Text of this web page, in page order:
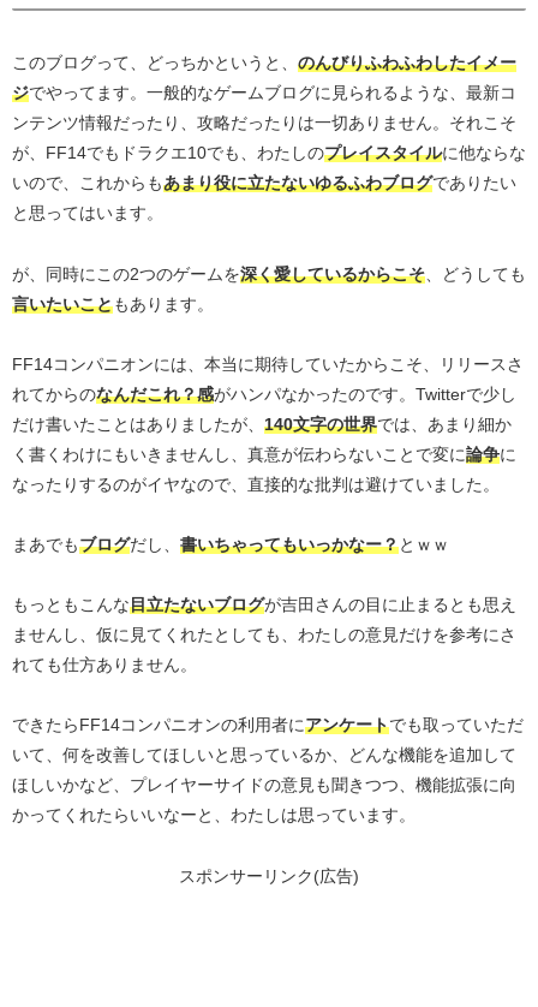
このブログって、どっちかというと、 のんびりふわふわしたイメー
ジでやってます。一般的なゲームブログに見られるような、最新コ
ンテンツ情報だったり、攻略だったりは一切ありません。それこそ
が、FF14でもドラクエ10でも、わたしのプレイスタイルに他ならな
いので、これからもあまり役に立たないゆるふわブログでありたい
と思ってはいます。
が、同時にこの2つのゲームを深く愛しているからこそ 、どうしても
言いたいこともあります。
FF14コンパニオンには、本当に期待していたからこそ、リリースさ
れてからのなんだこれ？感がハンパなかったのです。Twitterで少し
だけ書いたことはありましたが、 140文字の世界では、あまり細か
く書くわけにもいきませんし、真意が伝わらないことで変に論争に
なったりするのがイヤなので、直接的な批判は避けていました。
まあでもブログだし、 書いちゃってもいっかなー？とｗｗ
もっともこんな目立たないブログが吉田さんの目に止まるとも思え
ませんし、仮に見てくれたとしても、わたしの意見だけを参考にさ
れても仕方ありません。
できたらFF14コンパニオンの利用者にアンケートでも取っていただ
いて、何を改善してほしいと思っているか、どんな機能を追加して
ほしいかなど、プレイヤーサイドの意見も聞きつつ、機能拡張に向
かってくれたらいいなーと、わたしは思っています。
スポンサーリンク(広告)